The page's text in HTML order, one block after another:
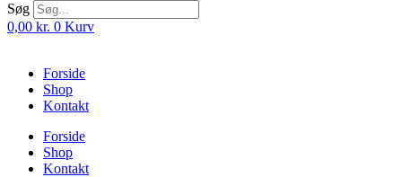
Søg
0,00 kr. 0 Kurv
Forside
Shop
Kontakt
Forside
Shop
Kontakt